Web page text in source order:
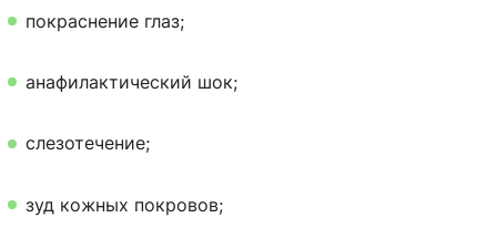
покраснение глаз;
анафилактический шок;
слезотечение;
зуд кожных покровов;